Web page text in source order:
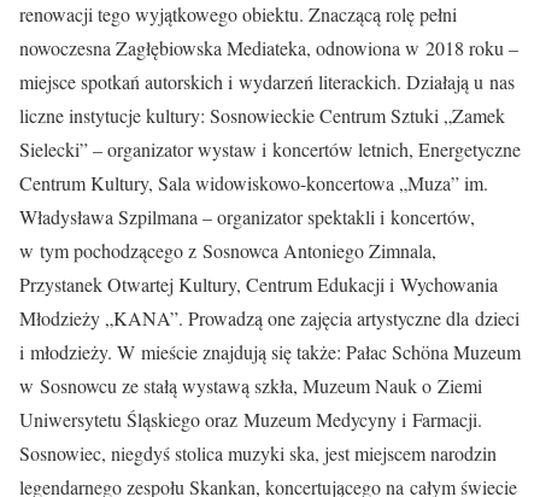
renowacji tego wyjątkowego obiektu. Znaczącą rolę pełni
nowoczesna Zagłębiowska Mediateka, odnowiona w 2018 roku –
miejsce spotkań autorskich i wydarzeń literackich. Działają u nas
liczne instytucje kultury: Sosnowieckie Centrum Sztuki „Zamek
Sielecki” – organizator wystaw i koncertów letnich, Energetyczne
Centrum Kultury, Sala widowiskowo-koncertowa „Muza” im.
Władysława Szpilmana – organizator spektakli i koncertów,
w tym pochodzącego z Sosnowca Antoniego Zimnala,
Przystanek Otwartej Kultury, Centrum Edukacji i Wychowania
Młodzieży „KANA”. Prowadzą one zajęcia artystyczne dla dzieci
i młodzieży. W mieście znajdują się także: Pałac Schöna Muzeum
w Sosnowcu ze stałą wystawą szkła, Muzeum Nauk o Ziemi
Uniwersytetu Śląskiego oraz Muzeum Medycyny i Farmacji.
Sosnowiec, niegdyś stolica muzyki ska, jest miejscem narodzin
legendarnego zespołu Skankan, koncertującego na całym świecie